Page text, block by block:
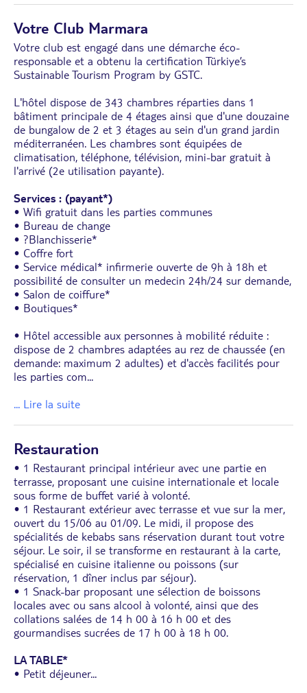
Votre Club Marmara
Votre club est engagé dans une démarche éco-
responsable et a obtenu la certification Türkiye’s
Sustainable Tourism Program by GSTC.
L'hôtel dispose de 343 chambres réparties dans 1
bâtiment principale de 4 étages ainsi que d'une douzaine
de bungalow de 2 et 3 étages au sein d'un grand jardin
méditerranéen. Les chambres sont équipées de
climatisation, téléphone, télévision, mini-bar gratuit à
l'arrivé (2e utilisation payante).
Services : (payant*)
• Wifi gratuit dans les parties communes
• Bureau de change
• ?Blanchisserie*
• Coffre fort
• Service médical* infirmerie ouverte de 9h à 18h et
possibilité de consulter un medecin 24h/24 sur demande,
• Salon de coiffure*
• Boutiques*
• Hôtel accessible aux personnes à mobilité réduite :
dispose de 2 chambres adaptées au rez de chaussée (en
demande: maximum 2 adultes) et d'accès facilités pour
les parties com...
... Lire la suite
Restauration
• 1 Restaurant principal intérieur avec une partie en
terrasse, proposant une cuisine internationale et locale
sous forme de buffet varié à volonté.
• 1 Restaurant extérieur avec terrasse et vue sur la mer,
ouvert du 15/06 au 01/09. Le midi, il propose des
spécialités de kebabs sans réservation durant tout votre
séjour. Le soir, il se transforme en restaurant à la carte,
spécialisé en cuisine italienne ou poissons (sur
réservation, 1 dîner inclus par séjour).
• 1 Snack-bar proposant une sélection de boissons
locales avec ou sans alcool à volonté, ainsi que des
collations salées de 14 h 00 à 16 h 00 et des
gourmandises sucrées de 17 h 00 à 18 h 00.
LA TABLE*
• Petit déjeuner...